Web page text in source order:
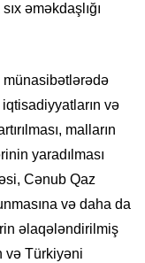
əməkdaşlığı
və
malların
yaradılması
Cənub Qaz
və daha da
əlaqələndirilmiş
və Türkiyəni